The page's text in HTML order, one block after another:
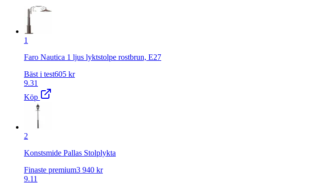
1
Faro Nautica 1 ljus lyktstolpe rostbrun, E27
Bäst i test605 kr
9.31
Köp
2
Konstsmide Pallas Stolplykta
Finaste premium3 940 kr
9.11